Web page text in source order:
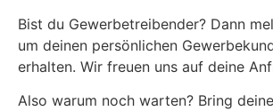
Bist du Gewerbetreibender? Dann
um deinen persönlichen
erhalten. Wir freuen uns auf deine
Also warum noch warten? Bring